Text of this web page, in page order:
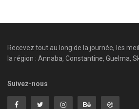
Recevez tout au long de la journée, les
la région : Annaba, Constantine, Guelma,
Suivez-nous